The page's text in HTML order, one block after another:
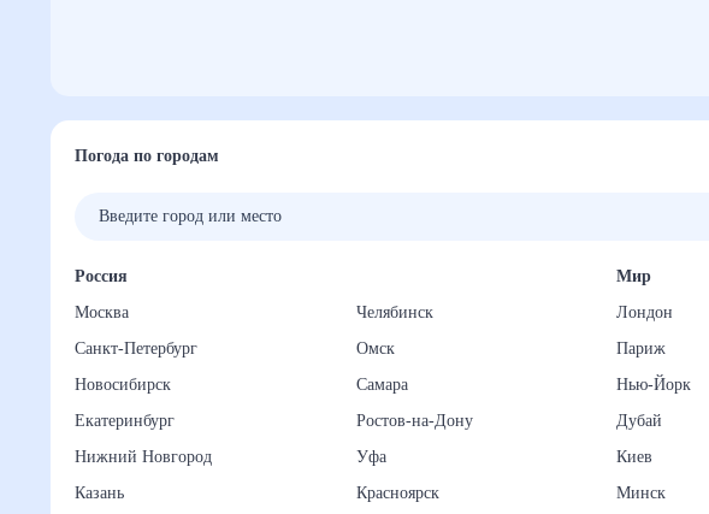
Погода по городам
Россия
Москва
Санкт-Петербург
Новосибирск
Екатеринбург
Нижний Новгород
Казань
Челябинск
Омск
Самара
Ростов-на-Дону
Уфа
Красноярск
Мир
Лондон
Париж
Нью-Йорк
Дубай
Киев
Минск